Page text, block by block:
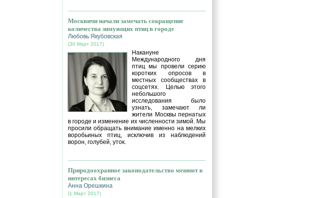
Москвичи начали замечать сокращение
количества зимующих птиц в городе
Любовь Якубовская
(30 Март 2017)
Накануне
Международного дня
птиц мы провели серию
коротких опросов в
местных сообществах в
соцсетях. Целью этого
небольшого
исследования было
узнать, замечают ли
жители Москвы пернатых
в городе и изменение их численности зимой. Мы
просили обращать внимание именно на мелких
воробьиных птиц, исключив из наблюдений
ворон, голубей, уток.
Природоохранное законодательство меняют в
интересах бизнеса
Анна Орешкина
(1 Март 2017)